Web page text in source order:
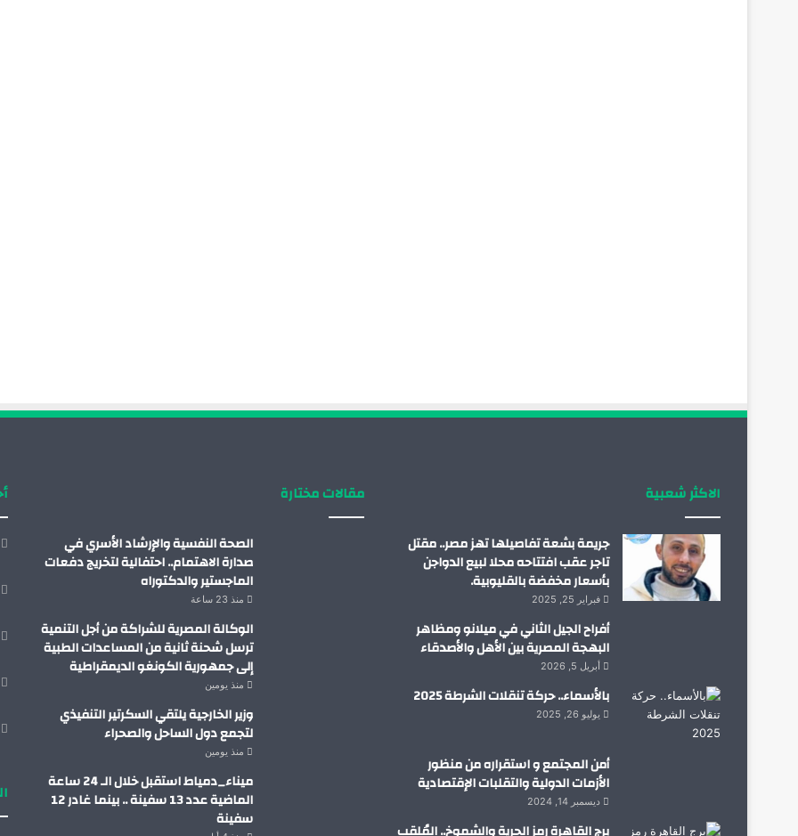
الاكثر شعبية
جريمة بشعة تفاصيلها تهز مصر.. مقتل
تاجر عقب افتتاحه محلا لبيع الدواجن
بأسعار مخفضة بالقليوبية.
فبراير 25, 2025
أفراح الجيل الثاني في ميلانو ومظاهر
البهجة المصرية بين الأهل والأصدقاء
أبريل 5, 2026
بالأسماء.. حركة تنقلات الشرطة 2025
يوليو 26, 2025
أمن المجتمع و استقراره من منظور
الأزمات الدولية والتقلبات الإقتصادية
ديسمبر 14, 2024
مقالات مختارة
الصحة النفسية والإرشاد الأسري في
صدارة الاهتمام.. احتفالية لتخريج دفعات
الماجستير والدكتوراه
منذ 23 ساعة
الوكالة المصرية للشراكة من أجل التنمية
ترسل شحنة ثانية من المساعدات الطبية
إلى جمهورية الكونغو الديمقراطية
منذ يومين
وزير الخارجية يلتقي السكرتير التنفيذي
لتجمع دول الساحل والصحراء
منذ يومين
ميناء_دمياط استقبل خلال الـ 24 ساعة
الماضية عدد 13 سفينة .. بينما غادر 12
سفينة